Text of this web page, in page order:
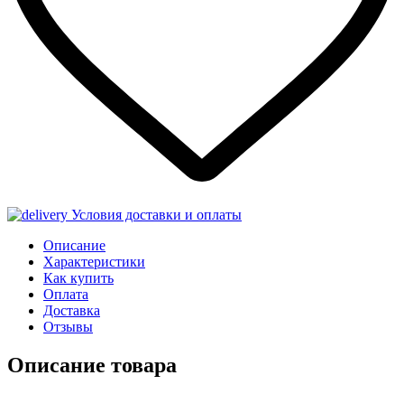
Условия доставки и оплаты
Описание
Характеристики
Как купить
Оплата
Доставка
Отзывы
Описание товара